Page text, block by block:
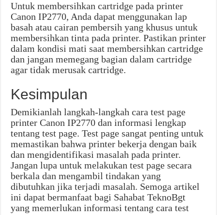
Untuk membersihkan cartridge pada printer
Canon IP2770, Anda dapat menggunakan lap
basah atau cairan pembersih yang khusus untuk
membersihkan tinta pada printer. Pastikan printer
dalam kondisi mati saat membersihkan cartridge
dan jangan memegang bagian dalam cartridge
agar tidak merusak cartridge.
Kesimpulan
Demikianlah langkah-langkah cara test page
printer Canon IP2770 dan informasi lengkap
tentang test page. Test page sangat penting untuk
memastikan bahwa printer bekerja dengan baik
dan mengidentifikasi masalah pada printer.
Jangan lupa untuk melakukan test page secara
berkala dan mengambil tindakan yang
dibutuhkan jika terjadi masalah. Semoga artikel
ini dapat bermanfaat bagi Sahabat TeknoBgt
yang memerlukan informasi tentang cara test